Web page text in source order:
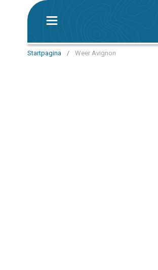
Startpagina / Weer Avignon